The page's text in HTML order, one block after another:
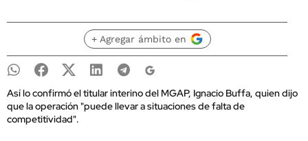
+ Agregar ámbito en
Así lo confirmó el titular interino del MGAP, Ignacio Buffa, quien dijo
que la operación "puede llevar a situaciones de falta de
competitividad".